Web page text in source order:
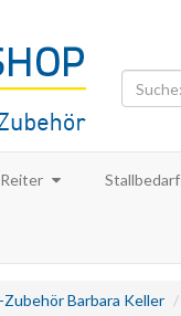
Stallbedarf
Barbara Keller